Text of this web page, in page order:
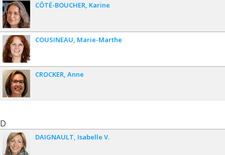
CÔTÉ-BOUCHER Karine
COUSINEAU Marie-Marthe
CROCKER Anne
D
DAIGNAULT Isabelle V.